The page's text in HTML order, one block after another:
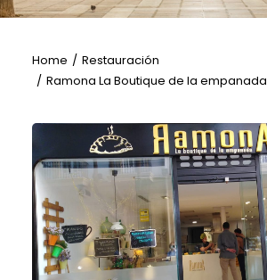
Deutsch
Home
Restauración
Ramona La Boutique de la empanada